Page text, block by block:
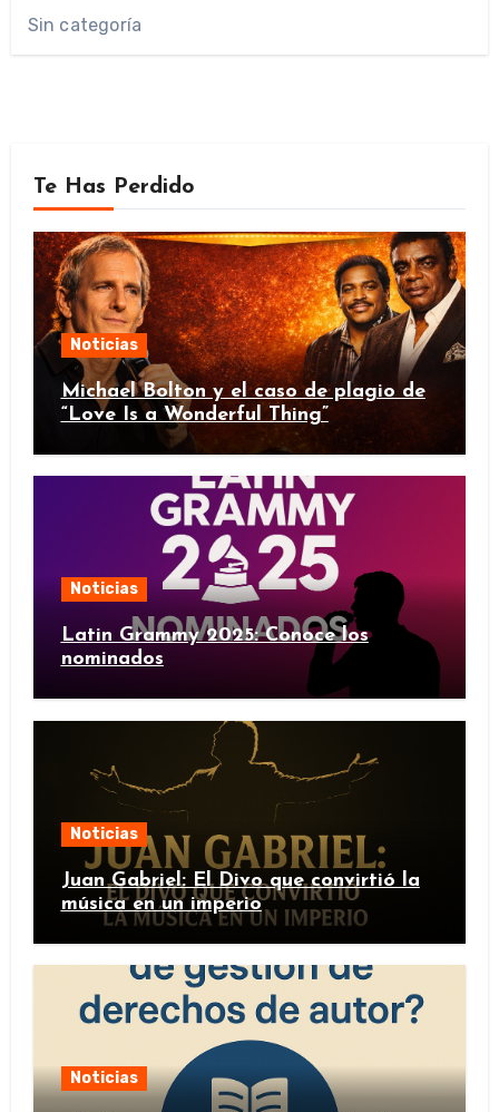
Sin categoría
Te Has Perdido
Noticias
Michael Bolton y el caso de plagio de
“Love Is a Wonderful Thing”
Noticias
Latin Grammy 2025: Conoce los
nominados
Noticias
Juan Gabriel: El Divo que convirtió la
música en un imperio
Noticias